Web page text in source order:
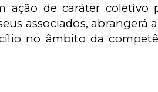
ação de caráter coletivo
associados,
no âmbito da